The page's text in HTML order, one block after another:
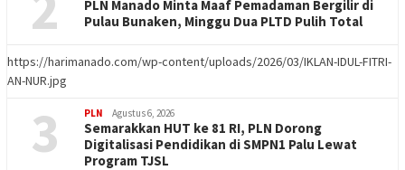
PLN Manado Minta Maaf Pemadaman Bergilir di
Pulau Bunaken, Minggu Dua PLTD Pulih Total
https://harimanado.com/wp-content/uploads/2026/03/IKLAN-IDUL-FITRI-
AN-NUR.jpg
3 PLN Agustus 6, 2026
Semarakkan HUT ke 81 RI, PLN Dorong
Digitalisasi Pendidikan di SMPN1 Palu Lewat
Program TJSL